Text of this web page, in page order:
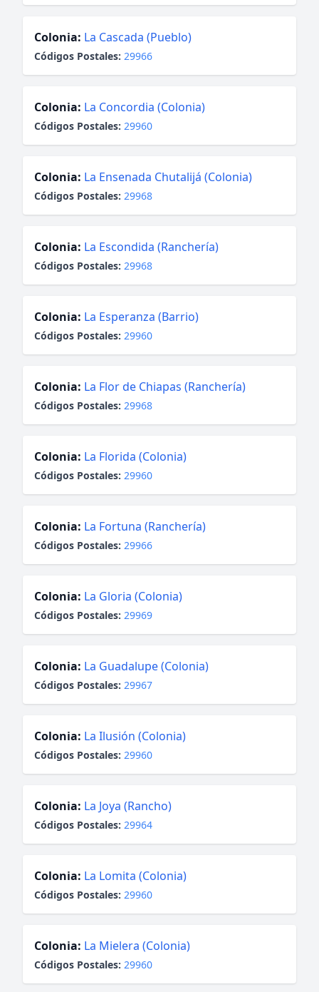
Colonia: La Cascada (Pueblo)
Códigos Postales: 29966
Colonia: La Concordia (Colonia)
Códigos Postales: 29960
Colonia: La Ensenada Chutalijá (Colonia)
Códigos Postales: 29968
Colonia: La Escondida (Ranchería)
Códigos Postales: 29968
Colonia: La Esperanza (Barrio)
Códigos Postales: 29960
Colonia: La Flor de Chiapas (Ranchería)
Códigos Postales: 29968
Colonia: La Florida (Colonia)
Códigos Postales: 29960
Colonia: La Fortuna (Ranchería)
Códigos Postales: 29966
Colonia: La Gloria (Colonia)
Códigos Postales: 29969
Colonia: La Guadalupe (Colonia)
Códigos Postales: 29967
Colonia: La Ilusión (Colonia)
Códigos Postales: 29960
Colonia: La Joya (Rancho)
Códigos Postales: 29964
Colonia: La Lomita (Colonia)
Códigos Postales: 29960
Colonia: La Mielera (Colonia)
Códigos Postales: 29960